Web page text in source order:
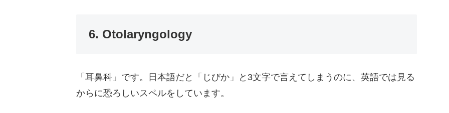
6. Otolaryngology
「耳鼻科」です。日本語だと「じびか」と3文字で言えてしまうのに、英語では見る
からに恐ろしいスペルをしています。